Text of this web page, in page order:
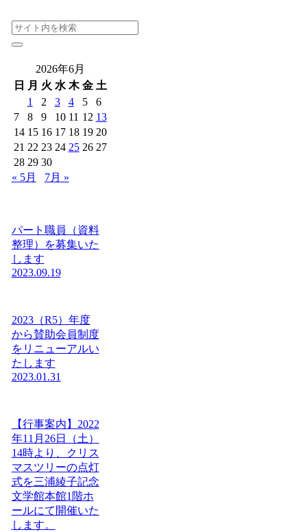
2026年6月
日
月 火 水 木 金 土
1
2 3 4 5
6
7
8 9 10 11 12 13
14 15 16 17 18 19 20
21 22 23 24 25 26 27
28 29 30
« 5月
7月 »
パート職員（資料
整理）を募集いた
します
2023.09.19
2023（R5）年度
から賛助会員制度
をリニューアルい
たします
2023.01.31
【行事案内】2022
年11月26日（土）
14時より、クリス
マスツリーの点灯
式を三浦綾子記念
文学館本館1階ホ
ールにて開催いた
します。